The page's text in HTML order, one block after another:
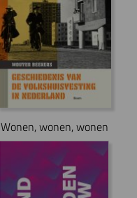
Wonen, wonen, wonen